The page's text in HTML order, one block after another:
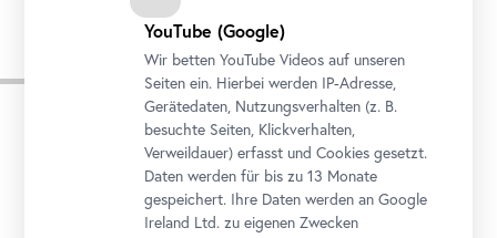
Johann Baptist Lampi der
YouTube (Google)
Wir bettenYouTube Videos auf unseren
Seiten ein. Hierbei werden IP-Adresse,
Gerätedaten, Nutzungsverhalten (z. B.
besuchte Seiten, Klickverhalten,
Verweildauer) erfasst und Cookies gesetzt.
Daten werden für bis zu 13 Monate
gespeichert. Ihre Daten werden an Google
Ireland Ltd. zu eigenen Zwecken